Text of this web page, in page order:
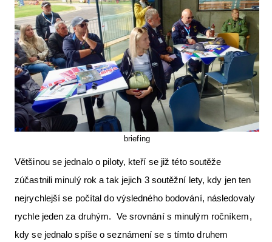
briefing
Většinou se jednalo o piloty, kteří se již této soutěže
zúčastnili minulý rok a tak jejich 3 soutěžní lety, kdy jen ten
nejrychlejší se počítal do výsledného bodování, následovaly
rychle jeden za druhým. Ve srovnání s minulým ročníkem,
kdy se jednalo spíše o seznámení se s tímto druhem